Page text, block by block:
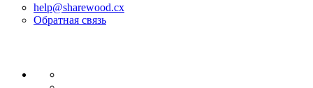
help@sharewood.cx
Обратная связь